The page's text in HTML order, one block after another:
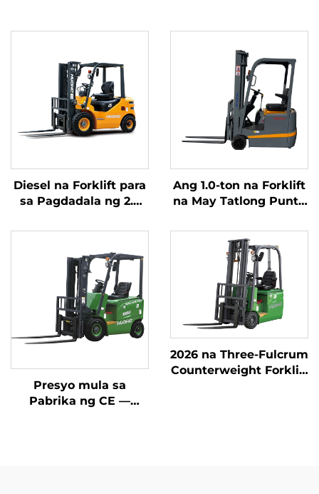
Diesel na Forklift para
sa Pagdadala ng 2.5
may Simpleng
ng Karga hanggang 4
metro
Ang 1.0-ton na Forklift
na May Tatlong Punto
Battery at May
Kapasidad na 1.0 Ton
na Ginawa sa Tsina ay
may Makatwirang
Presyo
Presyo mula sa
Pabrika ng CE —
2026 na Three-Fulcrum
Counterweight Forklift